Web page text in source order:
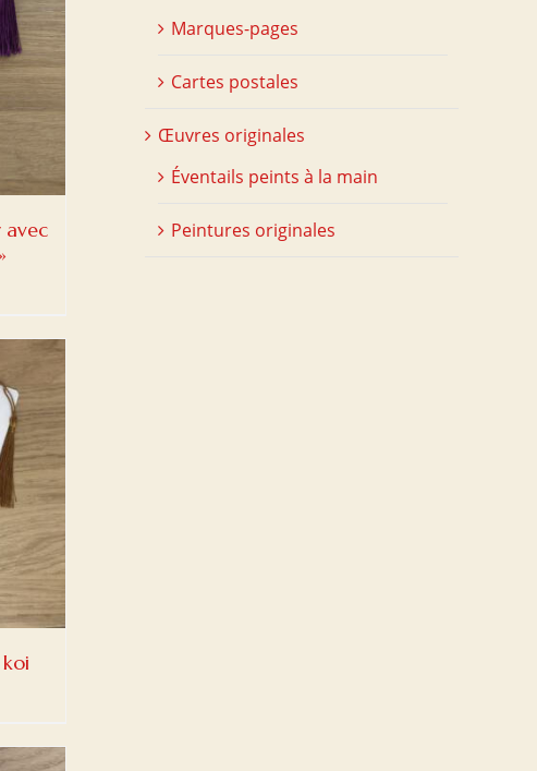
avec
Marques-pages
Cartes postales
Œuvres originales
Éventails peints à la main
Peintures originales